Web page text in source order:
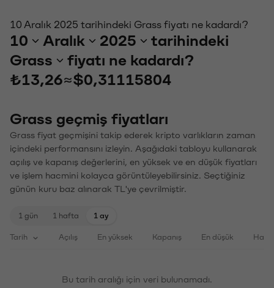
10 Aralık 2025 tarihindeki Grass fiyatı ne kadardı?
10 Aralık 2025
tarihindeki
Grass
fiyatı ne kadardı?
₺13,26≈$0,31115804
Grass geçmiş fiyatları
Grass fiyat geçmişini takip ederek kripto varlıkların zaman
içindeki performansını izleyin. Aşağıdaki tabloyu kullanarak
açılış ve kapanış değerlerini, en yüksek ve en düşük fiyatları
ve işlem hacmini kolayca görüntüleyebilirsiniz. Seçtiğiniz
günün kuru baz alınarak TL'ye çevrilmiştir.
1 gün 1 hafta 1 ay
Tarih Açılış En yüksek Kapanış En düşük
Bu tarih aralığı için veri bulunamadı.